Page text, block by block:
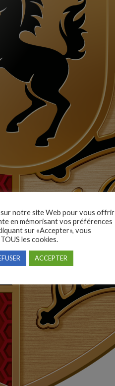
sur notre site Web pour vous offrir
en mémorisant vos préférences
sur «Accepter», vous
les cookies.
ACCEPTER